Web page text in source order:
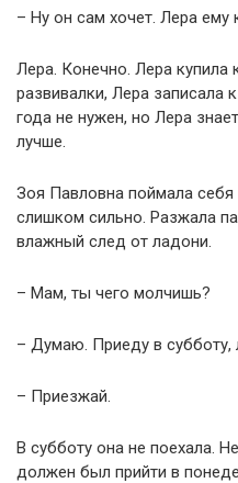
– Ну он сам хочет. Лера ему
Лера. Конечно. Лера купила
развивалки, Лера записала
года не нужен, но Лера
лучше.
Зоя Павловна поймала
слишком сильно. Разжала
влажный след от ладони.
– Мам, ты чего молчишь?
– Думаю. Приеду в субботу,
– Приезжай.
В субботу она не поехала.
должен был прийти в